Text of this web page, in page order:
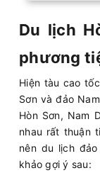
Du lịch
phương
Hiện tàu cao
Sơn và đảo
Hòn Sơn, Nam
nhau rất thuận
nên du lịch
khảo gợi ý sau: